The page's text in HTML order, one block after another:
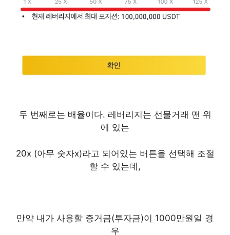
두 번째로는 배율이다. 레버리지는 선물거래 맨 위
에 있는
20x (아무 숫자x)라고 되어있는 버튼을 선택해 조절
할 수 있는데,
만약 내가 사용할 증거금(투자금)이 1000만원일 경
우